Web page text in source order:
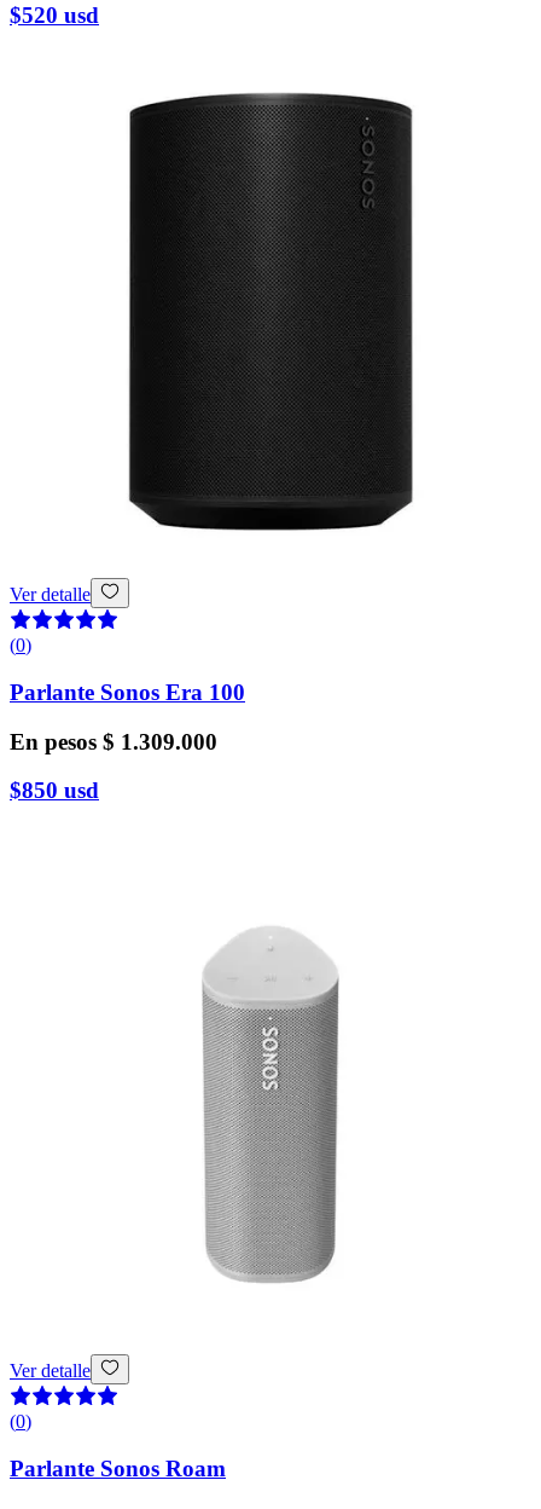
$520 usd
Ver detalle
(0)
Parlante Sonos Era 100
En pesos $ 1.309.000
$850 usd
Ver detalle
(0)
Parlante Sonos Roam